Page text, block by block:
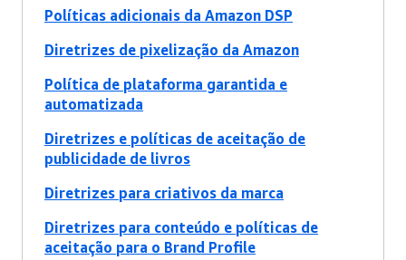
Políticas adicionais da Amazon DSP
Diretrizes de pixelização da Amazon
Política de plataforma garantida e
automatizada
Diretrizes e políticas de aceitação de
publicidade de livros
Diretrizes para criativos da marca
Diretrizes para conteúdo e políticas de
aceitação para o Brand Profile